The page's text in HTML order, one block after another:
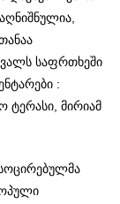
საფრთხეში
:
ტერასი, მირიამ